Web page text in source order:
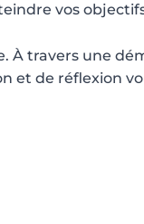
vos
À travers une
et de réflexion